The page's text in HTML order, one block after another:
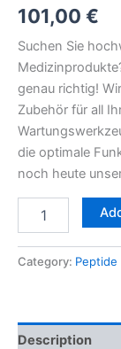
101,00 €
Suchen Sie
genau richtig!
Zubehör für all
die optimale
noch heute
Category: Peptide
Description